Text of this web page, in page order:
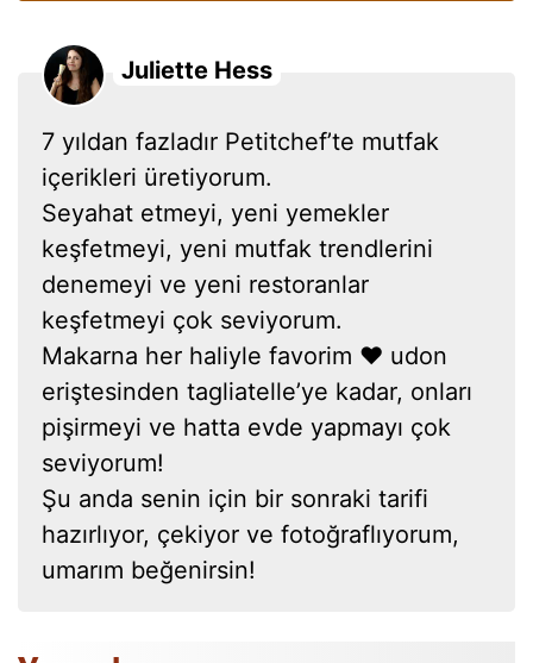
Juliette Hess
7 yıldan fazladır Petitchef’te mutfak
içerikleri üretiyorum.
Seyahat etmeyi, yeni yemekler
keşfetmeyi, yeni mutfak trendlerini
denemeyi ve yeni restoranlar
keşfetmeyi çok seviyorum.
Makarna her haliyle favorim ❤ udon
eriştesinden tagliatelle’ye kadar, onları
pişirmeyi ve hatta evde yapmayı çok
seviyorum!
Şu anda senin için bir sonraki tarifi
hazırlıyor, çekiyor ve fotoğraflıyorum,
umarım beğenirsin!